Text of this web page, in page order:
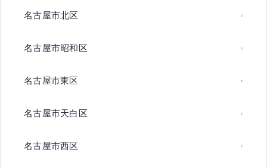
名古屋市北区
名古屋市昭和区
名古屋市東区
名古屋市天白区
名古屋市西区